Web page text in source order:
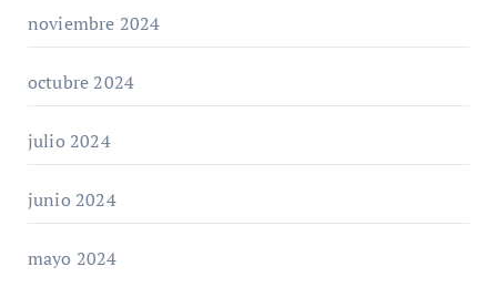
noviembre 2024
octubre 2024
julio 2024
junio 2024
mayo 2024